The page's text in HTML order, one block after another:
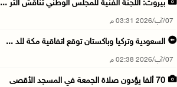
بيروت: اللجنة الفنية للمجلس الوطني تناقش التر ...
07/آب/2026 03:31 م
السعودية وتركيا وباكستان توقع اتفاقية مكة للد ...
07/آب/2026 02:38 م
70 ألفا يؤدون صلاة الجمعة في المسجد الأقصى